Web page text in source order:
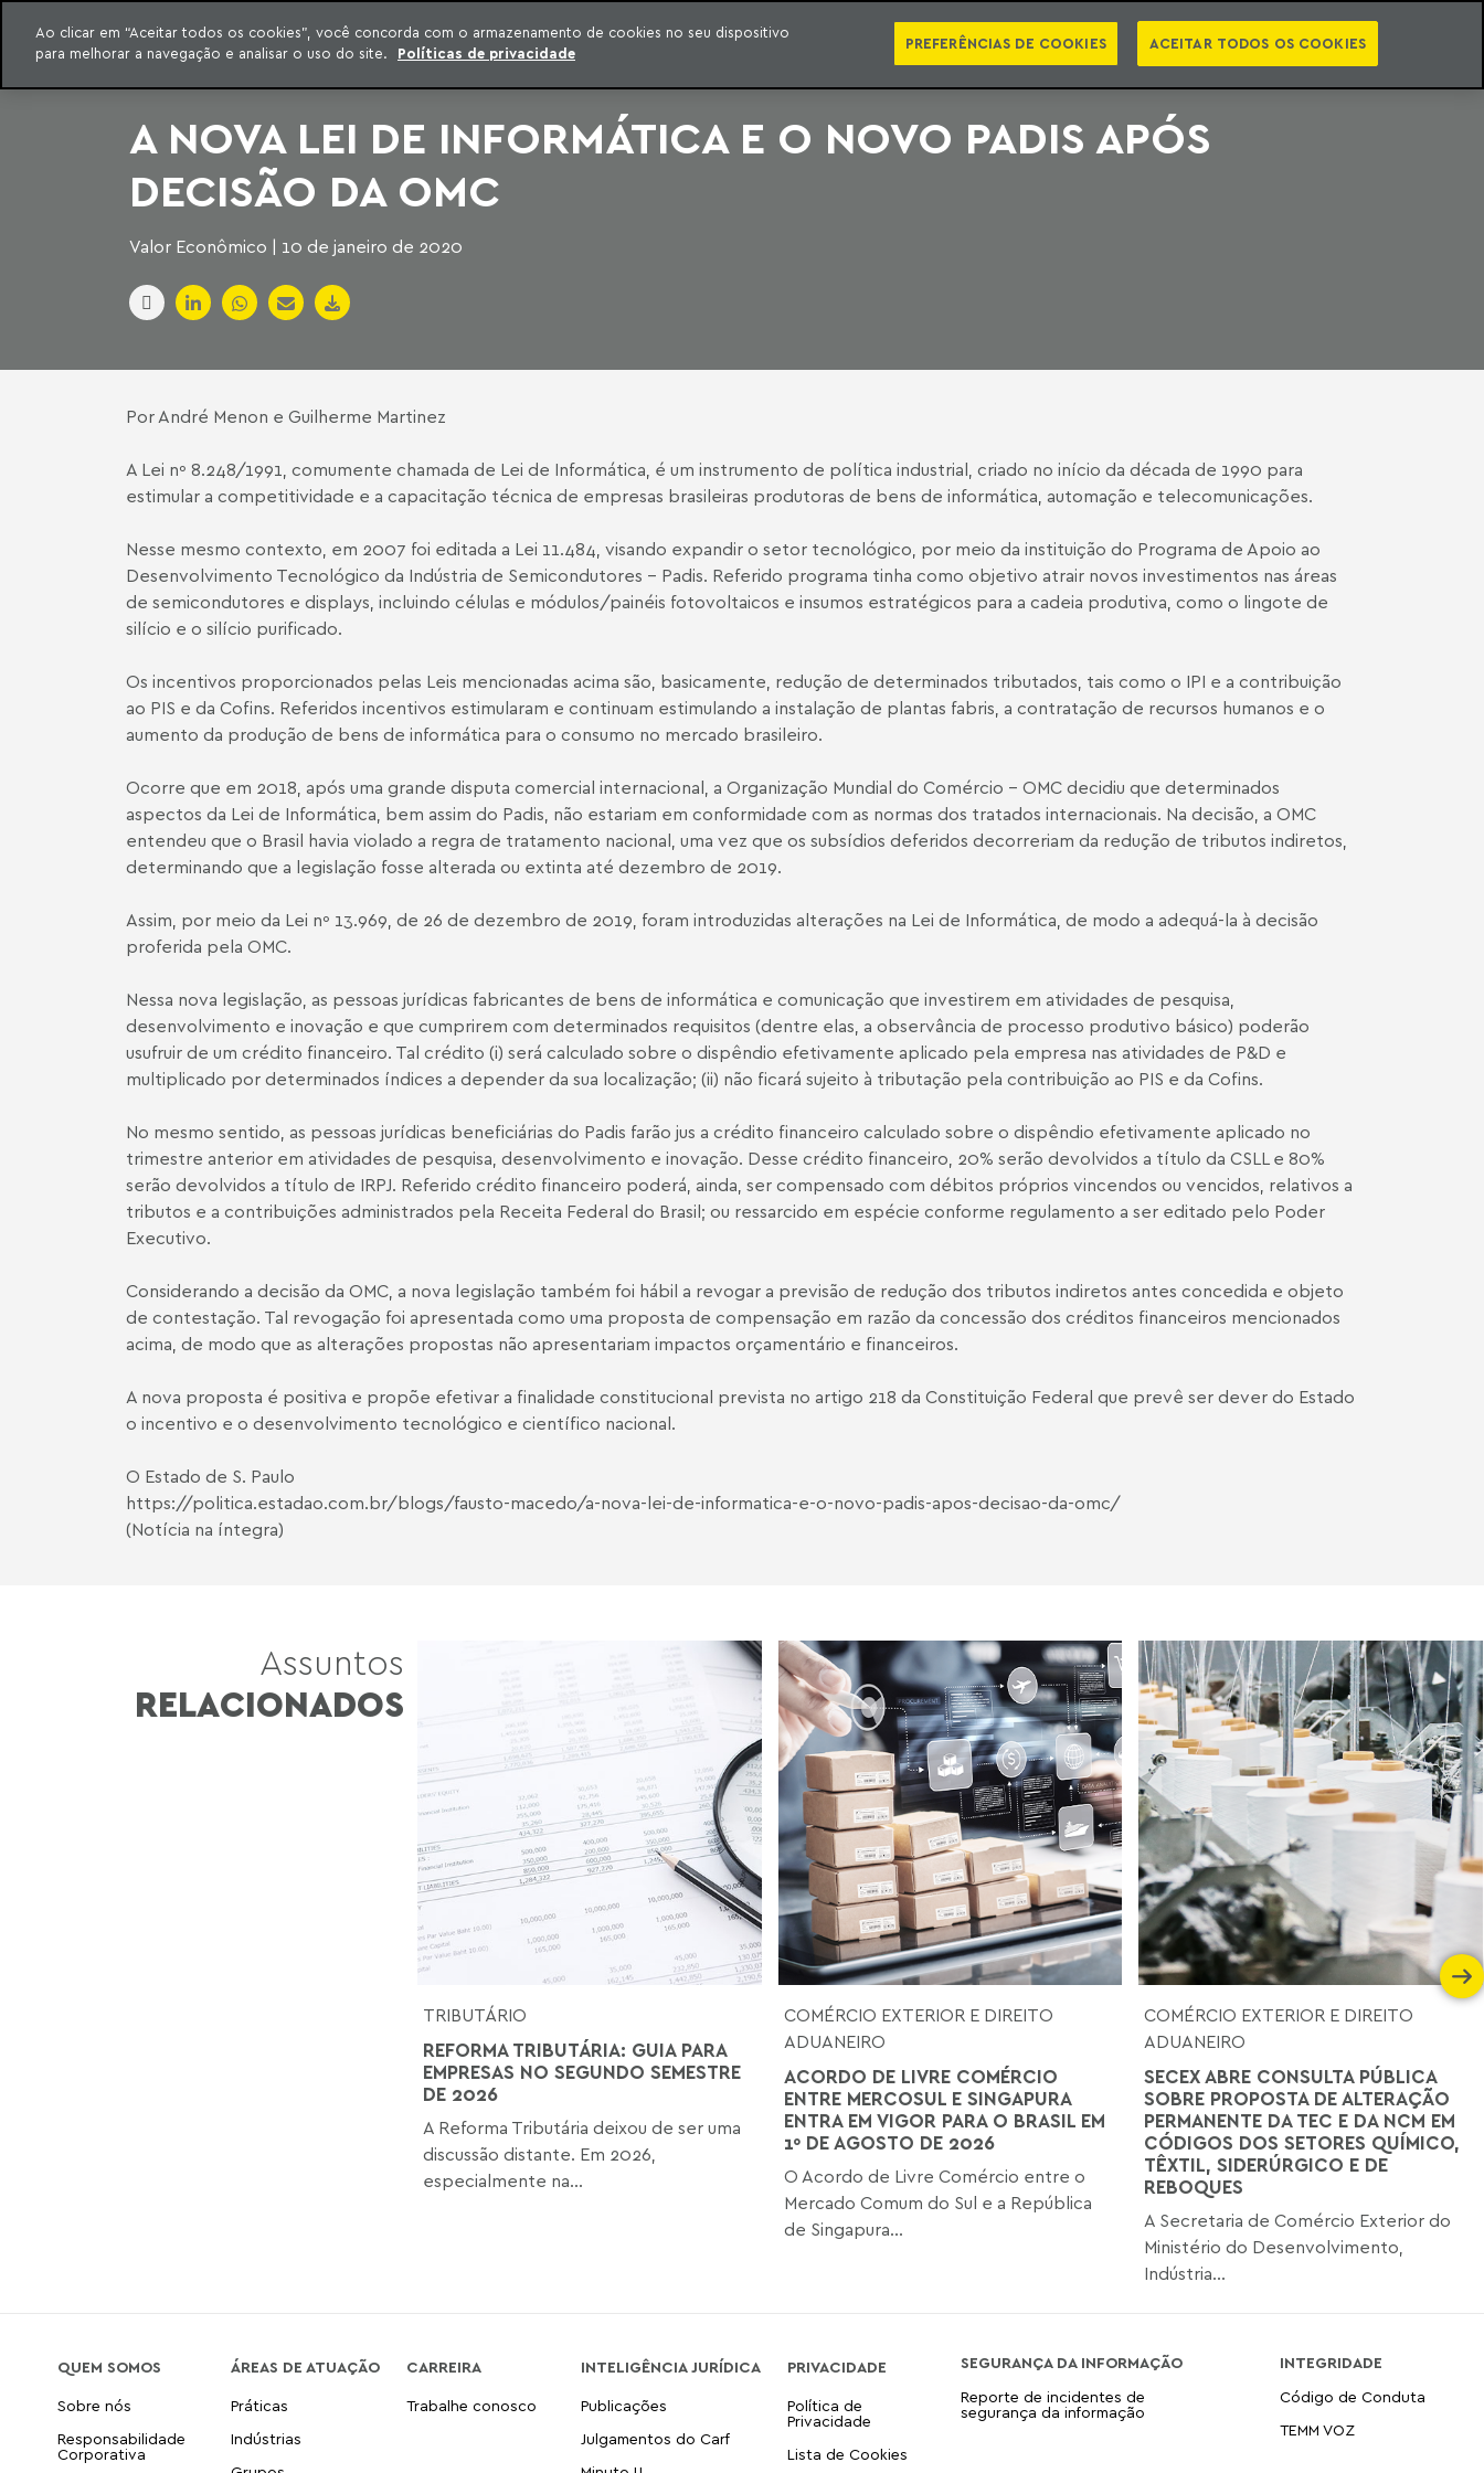
para o conteúdo
Machado Meyer
INTELIGÊNCIA JURÍDICA
CONTEÚDO EXCLUSIVO MACHADO MEYER ADVOGADOS
SÉRIES PUBLICAÇÕES EBOOKS PODCASTS NEWSLETTER VIDEOCASTS PT EN CATEGORIAS
A NOVA LEI DE INFORMÁTICA E O NOVO PADIS APÓS
DECISÃO DA OMC
Valor Econômico | 10 de janeiro de 2020
PorAndré Menon e Guilherme Martinez
A Lei nº 8.248/1991, comumente chamada de Lei de Informática, é um instrumento de política industrial, criado no início da década de 1990 para
estimular a competitividade e a capacitação técnica de empresas brasileiras produtoras de bens de informática, automação e telecomunicações.
Nesse mesmo contexto, em 2007 foi editada a Lei 11.484, visando expandir o setor tecnológico, por meio da instituição do Programa de Apoio ao
Desenvolvimento Tecnológico da Indústria de Semicondutores – Padis. Referido programa tinha como objetivo atrair novos investimentos nas áreas
de semicondutores e displays, incluindo células e módulos/painéis fotovoltaicos e insumos estratégicos para a cadeia produtiva, como o lingote de
silício e o silício purificado.
Os incentivos proporcionados pelas Leis mencionadas acima são, basicamente, redução de determinados tributados, tais como o IPI e a contribuição
ao PIS e da Cofins. Referidos incentivos estimularam e continuam estimulando a instalação de plantas fabris, a contratação de recursos humanos e o
aumento da produção de bens de informática para o consumo no mercado brasileiro.
Ocorre que em 2018, após uma grande disputa comercial internacional, a Organização Mundial do Comércio – OMC decidiu que determinados
aspectos da Lei de Informática, bem assim do Padis, não estariam em conformidade com as normas dos tratados internacionais. Na decisão, a OMC
entendeu que o Brasil havia violado a regra de tratamento nacional, uma vez que os subsídios deferidos decorreriam da redução de tributos indiretos,
determinando que a legislação fosse alterada ou extinta até dezembro de 2019.
Assim, por meio da Lei nº 13.969, de 26 de dezembro de 2019, foram introduzidas alterações na Lei de Informática, de modo a adequá-la à decisão
proferida pela OMC.
Nessa nova legislação, as pessoas jurídicas fabricantes de bens de informática e comunicação que investirem em atividades de pesquisa,
desenvolvimento e inovação e que cumprirem com determinados requisitos (dentre elas, a observância de processo produtivo básico) poderão
usufruir de um crédito financeiro. Tal crédito (i) será calculado sobre o dispêndio efetivamente aplicado pela empresa nas atividades de P&D e
multiplicado por determinados índices a depender da sua localização; (ii) não ficará sujeito à tributação pela contribuição ao PIS e da Cofins.
No mesmo sentido, as pessoas jurídicas beneficiárias do Padis farão jus a crédito financeiro calculado sobre o dispêndio efetivamente aplicado no
trimestre anterior em atividades de pesquisa, desenvolvimento e inovação. Desse crédito financeiro, 20% serão devolvidos a título da CSLL e 80%
serão devolvidos a título de IRPJ. Referido crédito financeiro poderá, ainda, ser compensado com débitos próprios vincendos ou vencidos, relativos a
tributos e a contribuições administrados pela Receita Federal do Brasil; ou ressarcido em espécie conforme regulamento a ser editado pelo Poder
Executivo.
Considerando a decisão da OMC, a nova legislação também foi hábil a revogar a previsão de redução dos tributos indiretos antes concedida e objeto
de contestação. Tal revogação foi apresentada como uma proposta de compensação em razão da concessão dos créditos financeiros mencionados
acima, de modo que as alterações propostas não apresentariam impactos orçamentário e financeiros.
A nova proposta é positiva e propõe efetivar a finalidade constitucional prevista no artigo 218 da Constituição Federal que prevê ser dever do Estado
o incentivo e o desenvolvimento tecnológico e científico nacional.
O Estado de S. Paulo
https://politica.estadao.com.br/blogs/fausto-macedo/a-nova-lei-de-informatica-e-o-novo-padis-apos-decisao-da-omc/
(Notícia na íntegra)
Assuntos
RELACIONADOS
TRIBUTÁRIO
REFORMA TRIBUTÁRIA: GUIA PARA
EMPRESAS NO SEGUNDO SEMESTRE
DE 2026
A Reforma Tributária deixou de ser uma
discussão distante. Em 2026,
especialmente na...
COMÉRCIO EXTERIOR E DIREITO
ADUANEIRO
ACORDO DE LIVRE COMÉRCIO
ENTRE MERCOSUL E SINGAPURA
ENTRA EM VIGOR PARA O BRASIL EM
1º DE AGOSTO DE 2026
O Acordo de Livre Comércio entre o
Mercado Comum do Sul e a República
de Singapura...
COMÉRCIO EXTERIOR E DIREITO
ADUANEIRO
SECEX ABRE CONSULTA PÚBLICA
SOBRE PROPOSTA DE ALTERAÇÃO
PERMANENTE DA TEC E DA NCM EM
CÓDIGOS DOS SETORES QUÍMICO,
TÊXTIL, SIDERÚRGICO E DE
REBOQUES
A Secretaria de Comércio Exterior do
Ministério do Desenvolvimento,
Indústria...
QUEM SOMOS
Sobre nós
Responsabilidade
Corporativa
ÁREAS DE ATUAÇÃO
Práticas
Indústrias
CARREIRA
Trabalhe conosco
INTELIGÊNCIA JURÍDICA
Publicações
Julgamentos do Carf
PRIVACIDADE
Política de
Privacidade
Lista de Cookies
SEGURANÇA DA INFORMAÇÃO
Reporte de incidentes de
segurança da informação
INTEGRIDADE
Código de Conduta
TEMM VOZ
Ao clicar em “Aceitar todos os cookies”, você concorda com o armazenamento de cookies no seu dispositivo
para melhorar a navegação e analisar o uso do site.
Políticas de privacidade
PREFERÊNCIAS DE COOKIES ACEITAR TODOS OS COOKIES